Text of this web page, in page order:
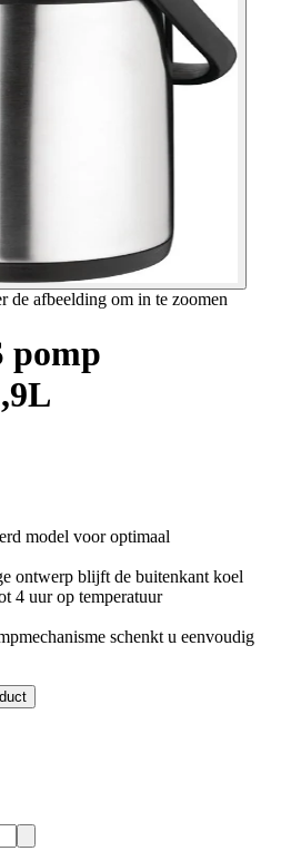
de afbeelding om in te zoomen
pomp
model voor optimaal
ontwerp blijft de buitenkant koel
4 uur op temperatuur
schenkt u eenvoudig